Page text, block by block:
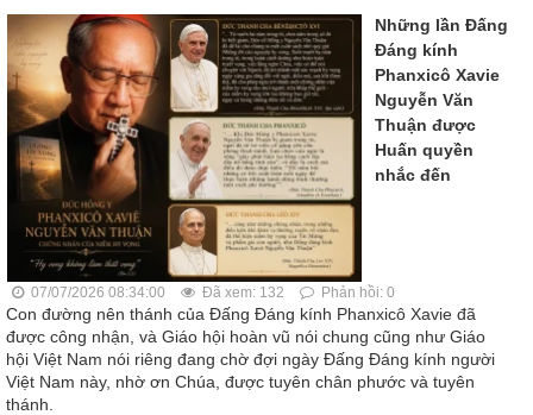
Những lần Đấng
Đáng kính
Phanxicô Xavie
Nguyễn Văn
Thuận được
Huấn quyền
nhắc đến
07/07/2026 08:34:00 Đã xem: 132 Phản hồi: 0
Con đường nên thánh của Đấng Đáng kính Phanxicô Xavie đã
được công nhận, và Giáo hội hoàn vũ nói chung cũng như Giáo
hội Việt Nam nói riêng đang chờ đợi ngày Đấng Đáng kính người
Việt Nam này, nhờ ơn Chúa, được tuyên chân phước và tuyên
thánh.